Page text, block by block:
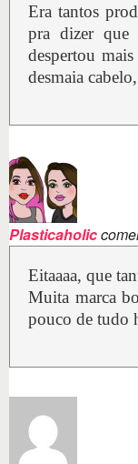
Era tantos
pra dizer que
despertou
desmaia
Plasticaholic
Eitaaaa, que
Muita marca
pouco de tudo